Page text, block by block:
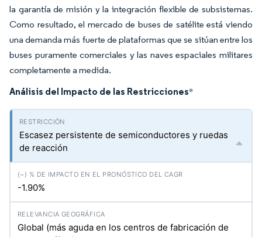
la garantía de misión y la integración flexible de subsistemas.
Como resultado, el mercado de buses de satélite está viendo
una demanda más fuerte de plataformas que se sitúan entre los
buses puramente comerciales y las naves espaciales militares
completamente a medida.
Análisis del Impacto de las Restricciones*
Escasez persistente de semiconductores y ruedas
de reacción
-1.90%
Global (más aguda en los centros de fabricación de